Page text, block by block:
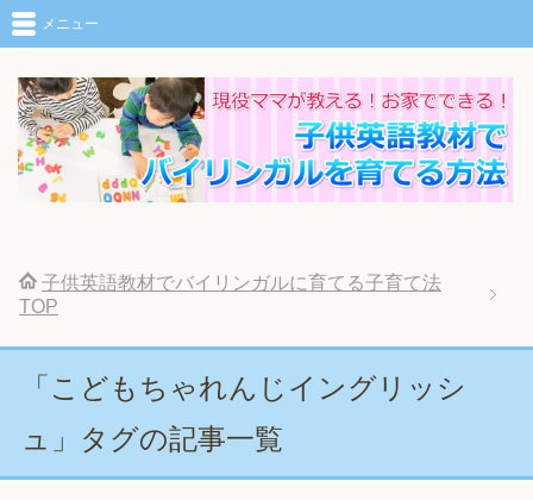
メニュー
子供英語教材でバイリンガルに育てる子育て法
TOP
「こどもちゃれんじイングリッシ
ュ」タグの記事一覧